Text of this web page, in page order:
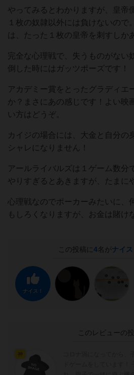
やってみるとわかりますが、皇帝
１枚の奴隷以外には負けないので
は、たった１枚の皇帝を刺すしか
完全な心理戦で、失うものがない
倒した時にはガッツポーズです！
アカデミー賞をとったグラディエ
か？まさにあの感じです！よい映
い方はどうぞ。
カイジの場合には、大金と自分の
シャレになりません！
アールライバルズは１ゲーム数分
やりすぎるとあきますが、たまに
心理戦なのでポーカーみたいに、
もしろくなりますが、お金は賭け
この投稿に 4名がナイス
ナイス！
このレビューの